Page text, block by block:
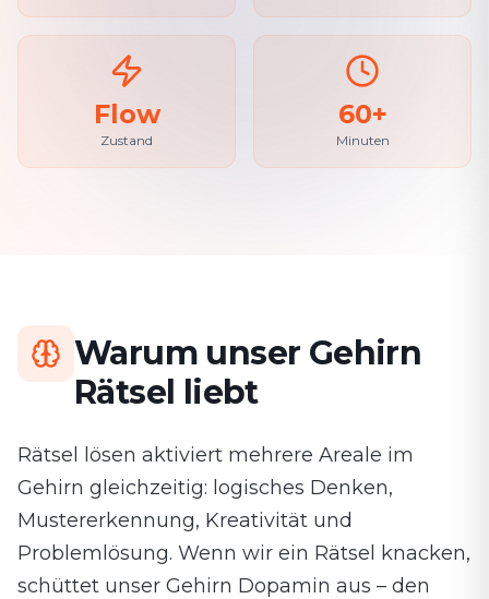
Flow
Zustand
60+
Minuten
Warum unser Gehirn
Rätsel liebt
Rätsel lösen aktiviert mehrere Areale im
Gehirn gleichzeitig: logisches Denken,
Mustererkennung, Kreativität und
Problemlösung. Wenn wir ein Rätsel knacken,
schüttet unser Gehirn Dopamin aus – den